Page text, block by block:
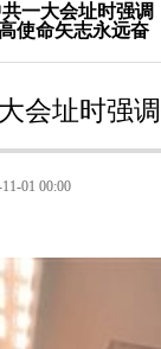
一大会址时强调
使命矢志永远奋
会址时强
01 00:00